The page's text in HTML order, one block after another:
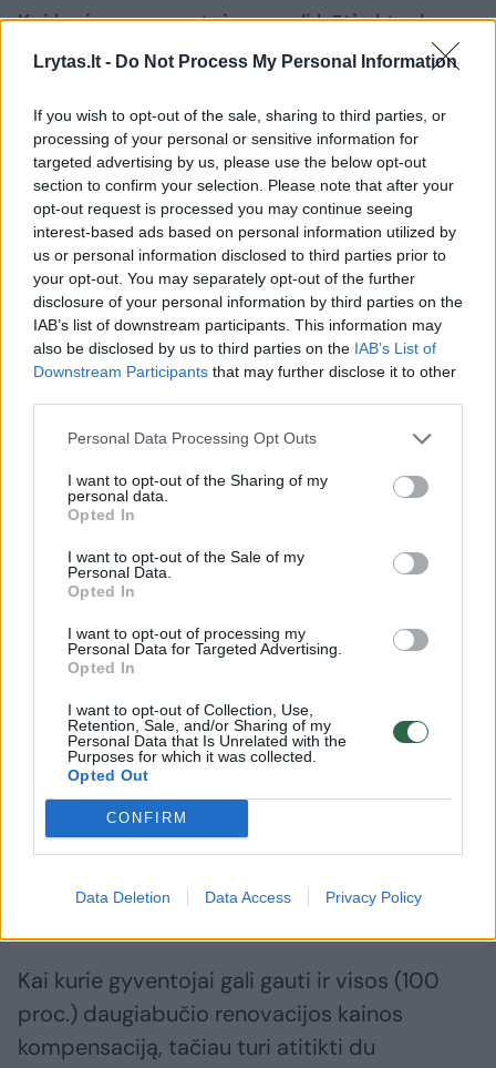
Lrytas.lt - Do Not Process My Personal Information
If you wish to opt-out of the sale, sharing to third parties, or
processing of your personal or sensitive information for
targeted advertising by us, please use the below opt-out
section to confirm your selection. Please note that after your
opt-out request is processed you may continue seeing
interest-based ads based on personal information utilized by
us or personal information disclosed to third parties prior to
your opt-out. You may separately opt-out of the further
disclosure of your personal information by third parties on the
IAB’s list of downstream participants. This information may
also be disclosed by us to third parties on the IAB’s List of
Downstream Participants that may further disclose it to other
Personal Data Processing Opt Outs
I want to opt-out of the Sharing of my
personal data.
Opted In
I want to opt-out of the Sale of my
Personal Data.
Opted In
I want to opt-out of processing my
Personal Data for Targeted Advertising.
Opted In
I want to opt-out of Collection, Use,
Retention, Sale, and/or Sharing of my
Personal Data that Is Unrelated with the
Purposes for which it was collected.
Opted Out
CONFIRM
Data Deletion Data Access Privacy Policy
Kai kuriems gyventojams gali būti aktualu,
kad šilumos siurbliams taip pat taikoma iki
valstybės parama, kai keičiamas senas
neefektyvus šildymo būdas, pavyzdžiui, kieto
kuro ar granulinis katilas.
Labiausiai sąnaudas sumažina visapusė
renovacija
Dar didesnį ilgalaikį sutaupymą užtikrina
visavertė būsto renovacija, kuri per kelis
lygius pagerina viso namo energinę klasę ir
lemia iki 60 proc., o kai kuriais atvejais ir iki
70 proc. mažesnes energijos sąnaudas bei
APVA duomenimis vidutiniam 50 kv. m butui
renovacija po valstybės paramos atsieitų
apie 14 tūkst. eurų. Nors daugiabučio
renovacijos kaina vienam butui gerokai viršija
5 tūkst. eurų ribą, tačiau renovacijai
apmokėti galima gauti lengvatinę paskolą.
Tokio tipo paskola išduodama 20 metų
laikotarpiui su fiksuotomis 3 proc.
laikotarpį.
Kai kurie gyventojai gali gauti ir visos (100
proc.) daugiabučio renovacijos kainos
kompensaciją, tačiau turi atitikti du